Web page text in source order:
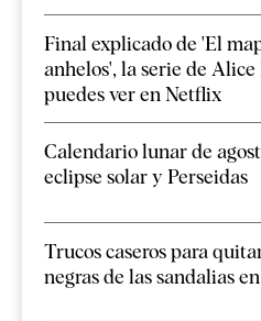
Final explicado de 'El
anhelos', la serie de
puedes ver en Netflix
Calendario lunar de
eclipse solar y Perseidas
Trucos caseros para
negras de las sandalias